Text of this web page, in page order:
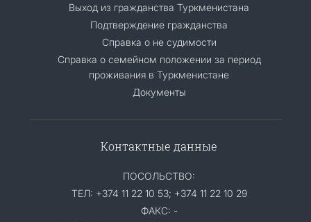
Выход из гражданства Туркменистана
Подтверждение гражданства
Справка о не судимости
Справка о семейном положении за период
проживания в Туркменистане
Документы
Контактные данные
ПОСОЛЬСТВО:
ТЕЛ: +374 11 22 10 53; +374 11 22 10 29
ФАКС: -